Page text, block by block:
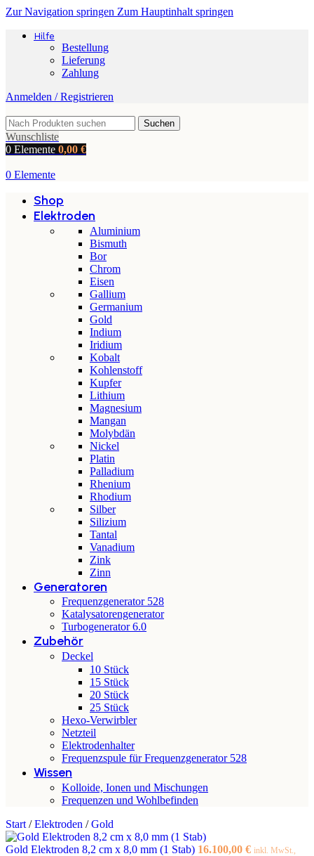
Zur Navigation springen Zum Hauptinhalt springen
Hilfe
Bestellung
Lieferung
Zahlung
Anmelden / Registrieren
Suchen
Wunschliste
0 Elemente 0,00 €
0 Elemente
Shop
Elektroden
Aluminium
Bismuth
Bor
Chrom
Eisen
Gallium
Germanium
Gold
Indium
Iridium
Kobalt
Kohlenstoff
Kupfer
Lithium
Magnesium
Mangan
Molybdän
Nickel
Platin
Palladium
Rhenium
Rhodium
Silber
Silizium
Tantal
Vanadium
Zink
Zinn
Generatoren
Frequenzgenerator 528
Katalysatorengenerator
Turbogenerator 6.0
Zubehör
Deckel
10 Stück
15 Stück
20 Stück
25 Stück
Hexo-Verwirbler
Netzteil
Elektrodenhalter
Frequenzspule für Frequenzgenerator 528
Wissen
Kolloide, Ionen und Mischungen
Frequenzen und Wohlbefinden
Start / Elektroden / Gold
Gold Elektroden 8,2 cm x 8,0 mm (1 Stab) 16.100,00 € inkl. MwSt.,